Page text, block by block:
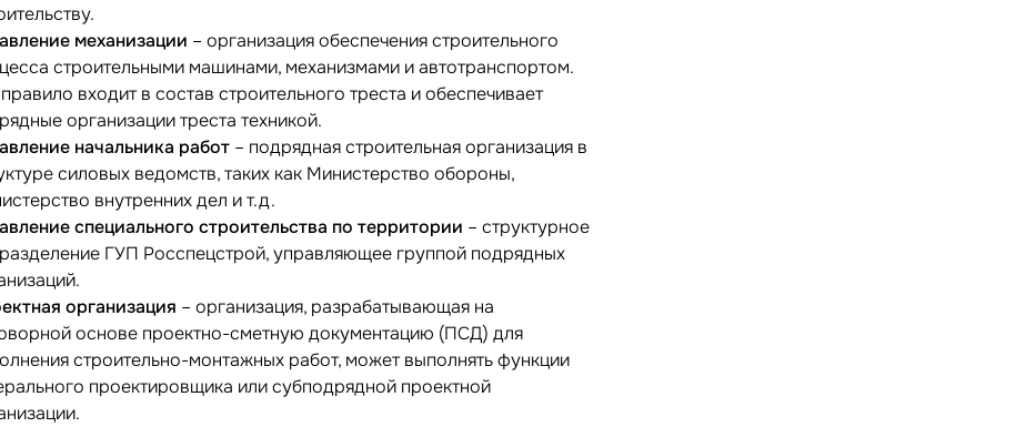
механизации – организация обеспечения строительного
строительными машинами, механизмами и автотранспортом.
входит в состав строительного треста и обеспечивает
организации треста техникой.
начальника работ – подрядная строительная организация в
силовых ведомств, таких как Министерство обороны,
внутренних дел и т.д.
специального строительства по территории – структурное
ГУП Росспецстрой, управляющее группой подрядных
организация – организация, разрабатывающая на
основе проектно-сметную документацию (ПСД) для
строительно-монтажных работ, может выполнять функции
проектировщика или субподрядной проектной